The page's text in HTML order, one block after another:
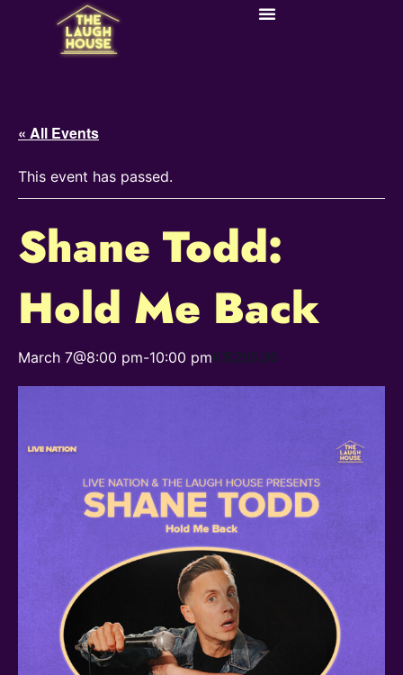
« All Events
This event has passed.
Shane Todd:
Hold Me Back
March 7@8:00 pm-10:00 pmKR295,00